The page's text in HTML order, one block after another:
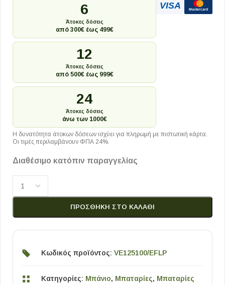
6
Άτοκες δόσεις
από 300€ έως 499€
12
Άτοκες δόσεις
από 500€ έως 999€
24
Άτοκες δόσεις
άνω των 1000€
VISA Mastercard
Η δυνατότητα άτοκων δόσεων ισχύει για πληρωμή με πιστωτική κάρτα.
Οι τιμές περιλαμβάνουν ΦΠΑ 24%.
Διαθέσιμο κατόπιν παραγγελίας
ΠΡΟΣΘΉΚΗ ΣΤΟ ΚΑΛΆΘΙ
Κωδικός προϊόντος: VE125100/EFLP
Κατηγορίες: Μπάνιο, Μπαταρίες, Μπαταρίες